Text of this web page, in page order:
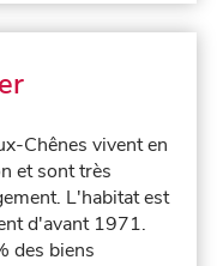
Chênes vivent en
et sont très
L'habitat est
d'avant 1971.
des biens